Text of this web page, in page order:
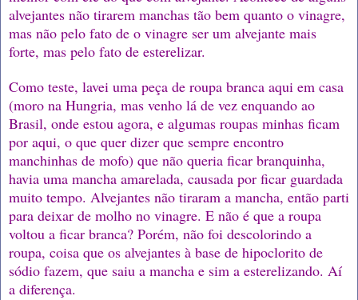
alvejantes não tirarem manchas tão bem quanto o vinagre,
mas não pelo fato de o vinagre ser um alvejante mais
forte, mas pelo fato de esterelizar.
Como teste, lavei uma peça de roupa branca aqui em casa
(moro na Hungria, mas venho lá de vez enquando ao
Brasil, onde estou agora, e algumas roupas minhas ficam
por aqui, o que quer dizer que sempre encontro
manchinhas de mofo) que não queria ficar branquinha,
havia uma mancha amarelada, causada por ficar guardada
muito tempo. Alvejantes não tiraram a mancha, então parti
para deixar de molho no vinagre. E não é que a roupa
voltou a ficar branca? Porém, não foi descolorindo a
roupa, coisa que os alvejantes à base de hipoclorito de
sódio fazem, que saiu a mancha e sim a esterelizando. Aí
a diferença.